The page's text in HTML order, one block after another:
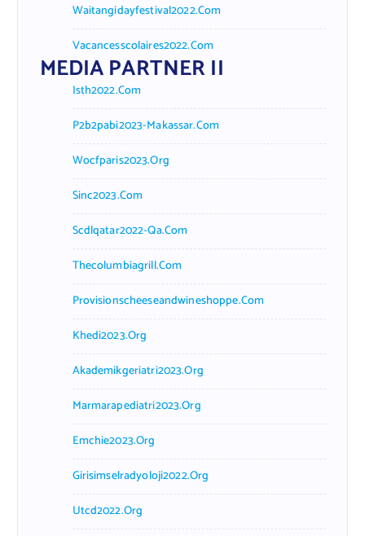
Waitangidayfestival2022.com
Vacancesscolaires2022.com
MEDIA PARTNER II
Isth2022.com
P2b2pabi2023-Makassar.com
Wocfparis2023.org
Sinc2023.com
Scdlqatar2022-Qa.com
Thecolumbiagrill.com
Provisionscheeseandwineshoppe.com
Khedi2023.org
Akademikgeriatri2023.org
Marmarapediatri2023.org
Emchie2023.org
Girisimselradyoloji2022.org
Utcd2022.org